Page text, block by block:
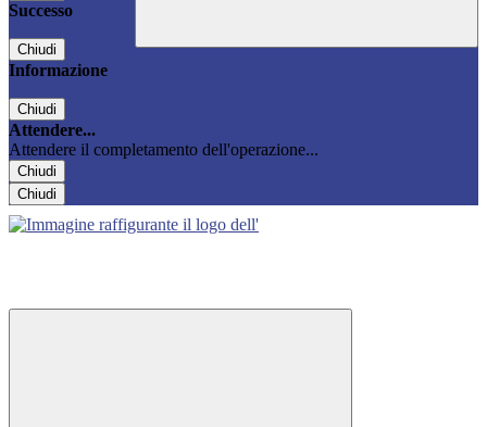
Successo
Chiudi
Informazione
Chiudi
Attendere...
Attendere il completamento dell'operazione...
Chiudi
Chiudi